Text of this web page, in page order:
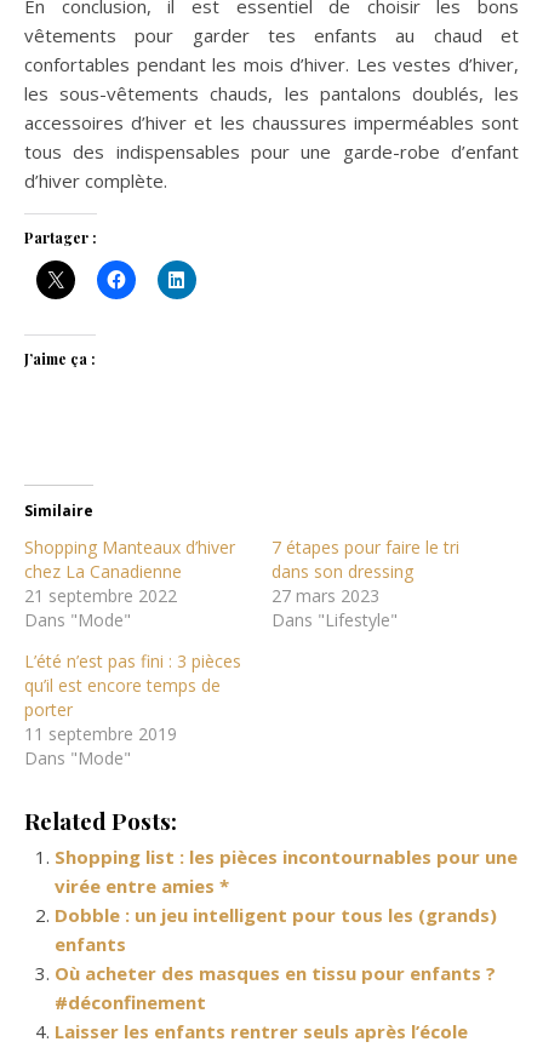
En conclusion, il est essentiel de choisir les bons
vêtements pour garder tes enfants au chaud et
confortables pendant les mois d’hiver. Les vestes d’hiver,
les sous-vêtements chauds, les pantalons doublés, les
accessoires d’hiver et les chaussures imperméables sont
tous des indispensables pour une garde-robe d’enfant
d’hiver complète.
Partager :
J’aime ça :
Similaire
Shopping Manteaux d’hiver
chez La Canadienne
21 septembre 2022
Dans "Mode"
7 étapes pour faire le tri
dans son dressing
27 mars 2023
Dans "Lifestyle"
L’été n’est pas fini : 3 pièces
qu’il est encore temps de
porter
11 septembre 2019
Dans "Mode"
Related Posts:
Shopping list : les pièces incontournables pour une
virée entre amies *
Dobble : un jeu intelligent pour tous les (grands)
enfants
Où acheter des masques en tissu pour enfants ?
#déconfinement
Laisser les enfants rentrer seuls après l’école